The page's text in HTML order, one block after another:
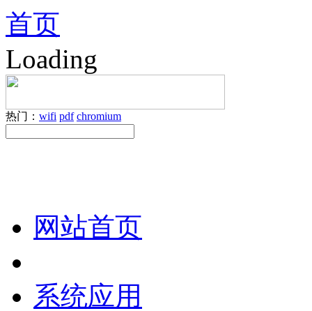
首页
Loading
热门： wifi pdf chromium
网站首页
系统应用